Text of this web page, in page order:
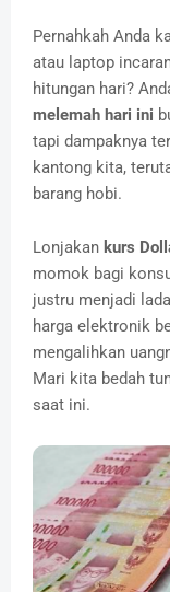
Pernahkah Anda
atau laptop
hitungan hari?
melemah hari ini
tapi dampaknya
kantong kita,
barang hobi.
Lonjakan kurs
momok bagi
justru menjadi
harga elektronik
mengalihkan
Mari kita bedah
saat ini.